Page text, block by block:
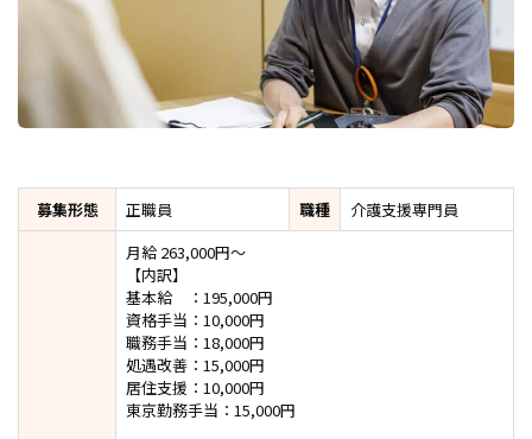
募集形態 正職員 職種 介護支援専門員
月給 263,000円～
【内訳】
基本給 ：195,000円
資格手当：10,000円
職務手当：18,000円
処遇改善：15,000円
居住支援：10,000円
東京勤務手当：15,000円